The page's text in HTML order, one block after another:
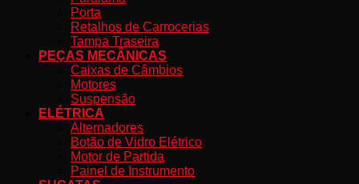
Porta
Retalhos de Carrocerias
Tampa Traseira
PEÇAS MECÂNICAS
Caixas de Câmbios
Motores
Suspensão
ELÉTRICA
Alternadores
Botão de Vidro Elétrico
Motor de Partida
Painel de Instrumento